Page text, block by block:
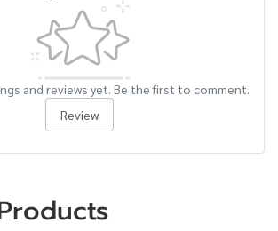
and reviews yet. Be the first to comment.
Review